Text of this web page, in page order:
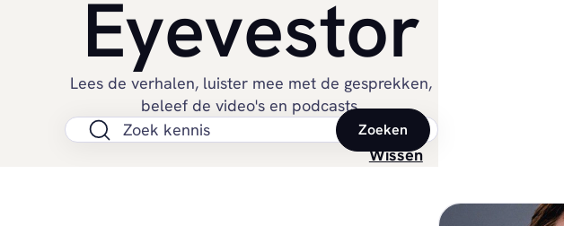
Eyevestor
Lees de verhalen, luister mee met de gesprekken,
beleef de video's en podcasts.
Zoek op de site Zoeken
Wissen